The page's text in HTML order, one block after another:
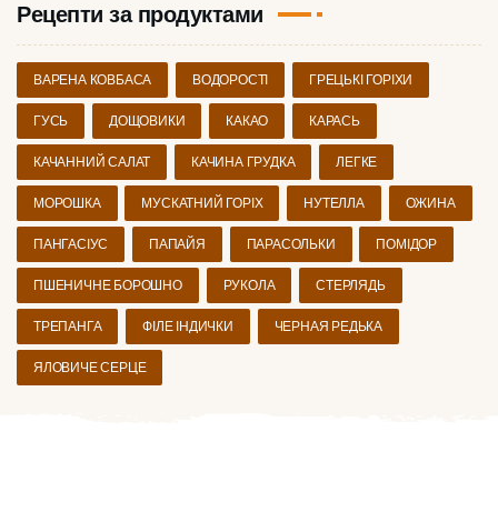
Рецепти за продуктами
ВАРЕНА КОВБАСА ВОДОРОСТІ ГРЕЦЬКІ ГОРІХИ
ГУСЬ ДОЩОВИКИ КАКАО КАРАСЬ
КАЧАННИЙ САЛАТ КАЧИНА ГРУДКА ЛЕГКЕ
МОРОШКА МУСКАТНИЙ ГОРІХ НУТЕЛЛА ОЖИНА
ПАНГАСІУС ПАПАЙЯ ПАРАСОЛЬКИ ПОМІДОР
ПШЕНИЧНЕ БОРОШНО РУКОЛА СТЕРЛЯДЬ
ТРЕПАНГА ФІЛЕ ІНДИЧКИ ЧЕРНАЯ РЕДЬКА
ЯЛОВИЧЕ СЕРЦЕ